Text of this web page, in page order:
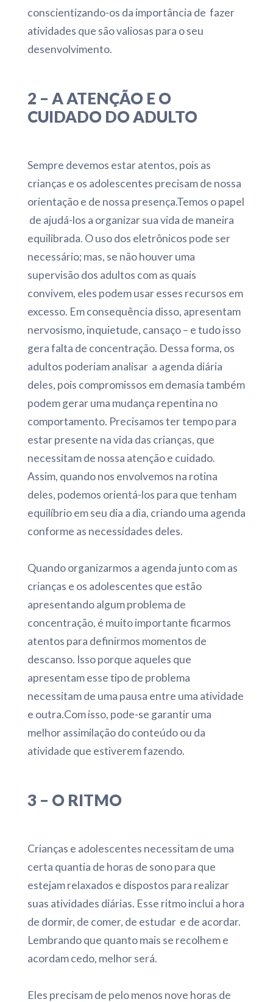
conscientizando-os da importância de fazer
atividades que são valiosas para o seu
desenvolvimento.
2 – A ATENÇÃO E O
CUIDADO DO ADULTO
Sempre devemos estar atentos, pois as
crianças e os adolescentes precisam de nossa
orientação e de nossa presença.Temos o papel
de ajudá-los a organizar sua vida de maneira
equilibrada. O uso dos eletrônicos pode ser
necessário; mas, se não houver uma
supervisão dos adultos com as quais
convivem, eles podem usar esses recursos em
excesso. Em consequência disso, apresentam
nervosismo, inquietude, cansaço – e tudo isso
gera falta de concentração. Dessa forma, os
adultos poderiam analisar a agenda diária
deles, pois compromissos em demasia também
podem gerar uma mudança repentina no
comportamento. Precisamos ter tempo para
estar presente na vida das crianças, que
necessitam de nossa atenção e cuidado.
Assim, quando nos envolvemos na rotina
deles, podemos orientá-los para que tenham
equilíbrio em seu dia a dia, criando uma agenda
conforme as necessidades deles.
Quando organizarmos a agenda junto com as
crianças e os adolescentes que estão
apresentando algum problema de
concentração, é muito importante ficarmos
atentos para definirmos momentos de
descanso. Isso porque aqueles que
apresentam esse tipo de problema
necessitam de uma pausa entre uma atividade
e outra.Com isso, pode-se garantir uma
melhor assimilação do conteúdo ou da
atividade que estiverem fazendo.
3 – O RITMO
Crianças e adolescentes necessitam de uma
certa quantia de horas de sono para que
estejam relaxados e dispostos para realizar
suas atividades diárias. Esse ritmo inclui a hora
de dormir, de comer, de estudar e de acordar.
Lembrando que quanto mais se recolhem e
acordam cedo, melhor será.
Eles precisam de pelo menos nove horas de